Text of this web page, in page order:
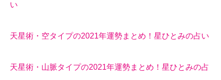
い
天星術・空タイプの2021年運勢まとめ！星ひとみの占い
天星術・山脈タイプの2021年運勢まとめ！星ひとみの占